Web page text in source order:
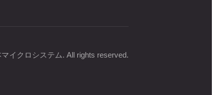
イクロシステム. All rights reserved.